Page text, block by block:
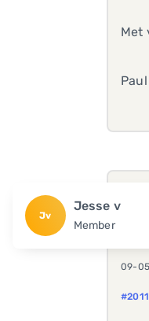
Met
Paul
Jv
Jesse v
Member
09-
#2011